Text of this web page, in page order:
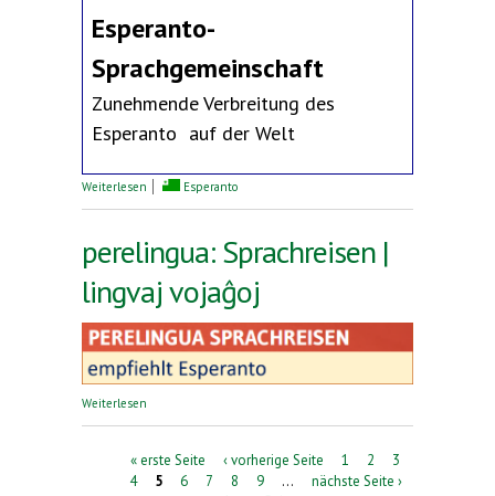
Esperanto-
Sprachgemeinschaft
Zunehmende Verbreitung des
Esperanto auf der Welt
Weiterlesen über Erklärung des Deutschen Esperanto-Bundes
Esperanto
perelingua: Sprachreisen |
lingvaj vojaĝoj
Weiterlesen
Seiten« erste Seite ‹ vorherige Seite 1 2
3
4
5 6 7 8 9 …
nächste Seite ›